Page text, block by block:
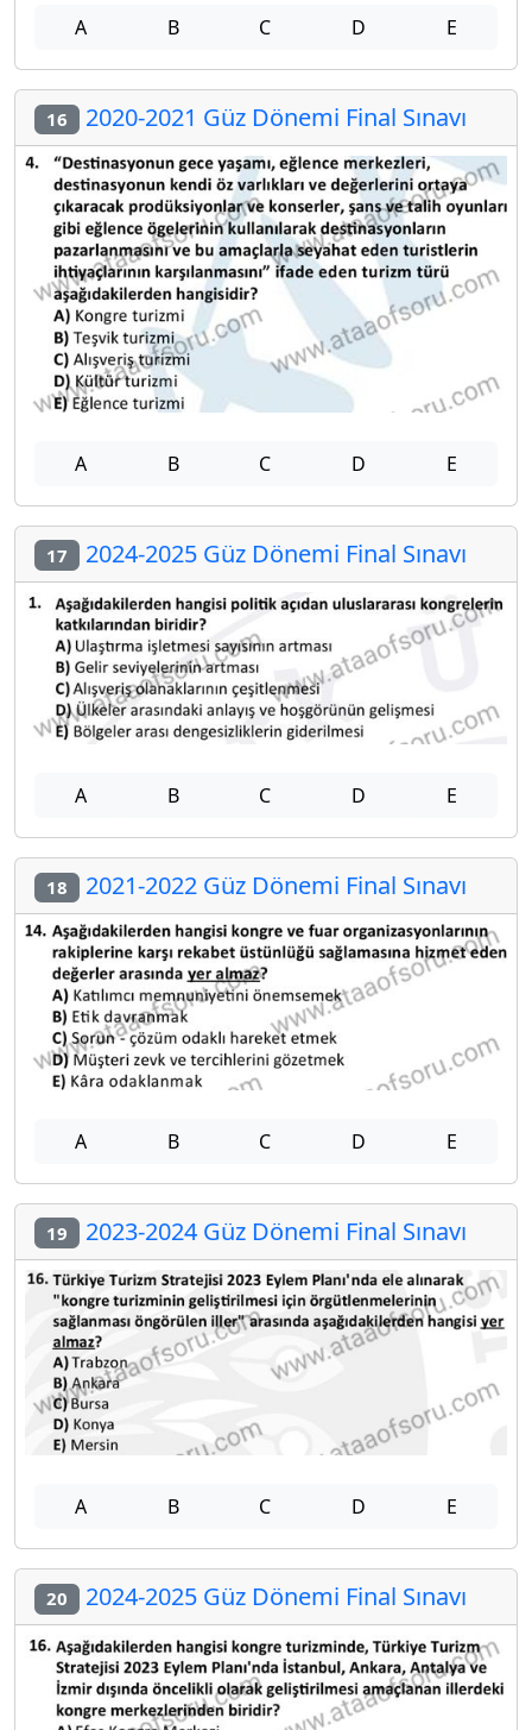
A B C D E
16 2020-2021 Güz Dönemi Final Sınavı
A B C D E
17 2024-2025 Güz Dönemi Final Sınavı
A B C D E
18 2021-2022 Güz Dönemi Final Sınavı
A B C D E
19 2023-2024 Güz Dönemi Final Sınavı
A B C D E
20 2024-2025 Güz Dönemi Final Sınavı